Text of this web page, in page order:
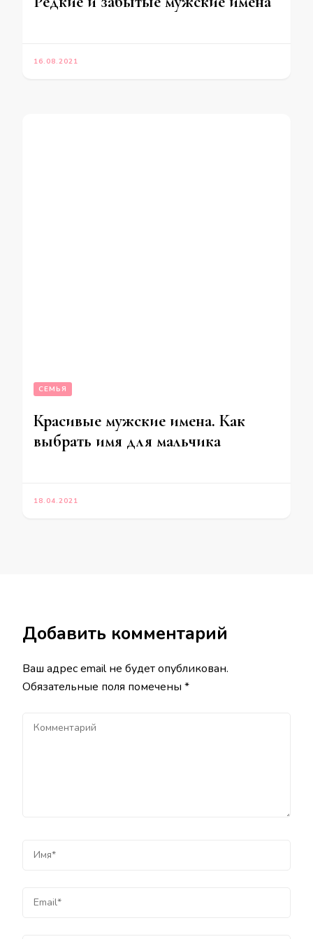
16.08.2021
СЕМЬЯ
Красивые мужские имена. Как
выбрать имя для мальчика
18.04.2021
Добавить комментарий
Ваш адрес email не будет опубликован.
Обязательные поля помечены *